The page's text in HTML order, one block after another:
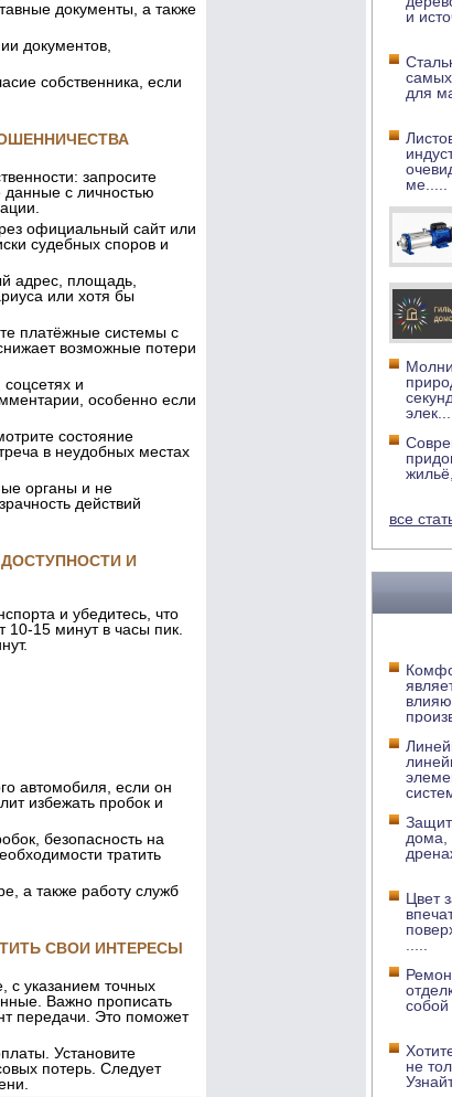
документы, а также
документов,
собственника, если
запросите
данные с личностью
официальный сайт или
судебных споров и
адрес, площадь,
или хотя бы
платёжные системы с
возможные потери
и
особенно если
состояние
в неудобных местах
органы и не
действий
И
и убедитесь, что
10-15 минут в часы пик.
автомобиля, если он
избежать пробок и
безопасность на
тратить
а также работу служб
СВОИ ИНТЕРЕСЫ
с указанием точных
Важно прописать
передачи. Это поможет
Установите
потерь. Следует
и
для
ме
элек
все
дома,
Цвет
не